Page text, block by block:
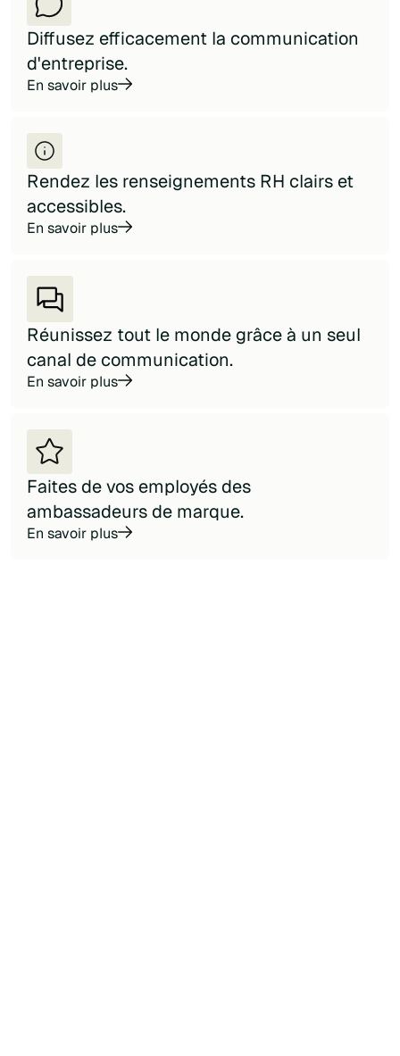
Diffusez efficacement la communication
d'entreprise.
En savoir plus
Rendez les renseignements RH clairs et
accessibles.
En savoir plus
Réunissez tout le monde grâce à un seul
canal de communication.
En savoir plus
Faites de vos employés des
ambassadeurs de marque.
En savoir plus